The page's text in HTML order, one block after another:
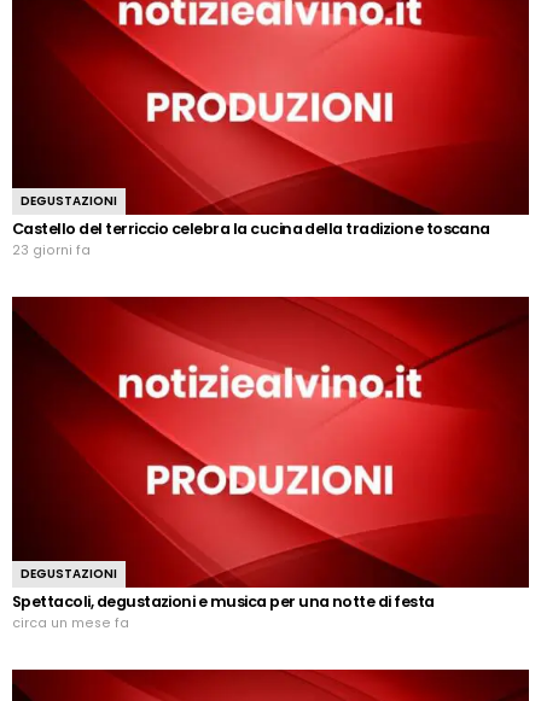
DEGUSTAZIONI
Castello del terriccio celebra la cucina della tradizione toscana
23 giorni fa
DEGUSTAZIONI
Spettacoli, degustazioni e musica per una notte di festa
circa un mese fa